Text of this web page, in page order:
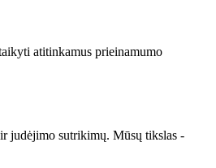
atitinkamus prieinamumo
judėjimo sutrikimų. Mūsų tikslas -